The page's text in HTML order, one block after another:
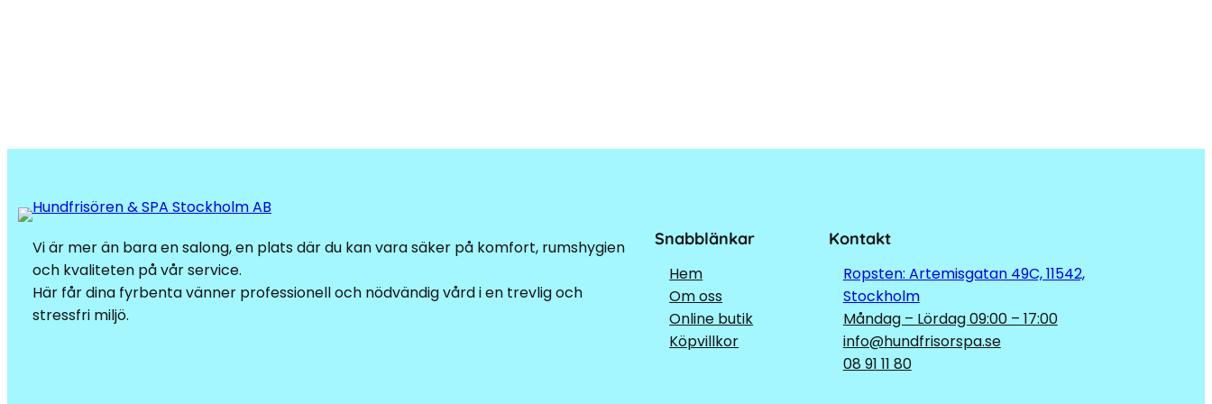
Vi är mer än bara en salong, en plats där du kan vara säker på komfort, rumshygien
och kvaliteten på vår service.
Här får dina fyrbenta vänner professionell och nödvändig vård i en trevlig och
stressfri miljö.
Snabblänkar
Hem
Om oss
Online butik
Köpvillkor
Kontakt
Ropsten: Artemisgatan 49C, 11542,
Stockholm
Måndag – Lördag 09:00 – 17:00
info@hundfrisorspa.se
08 91 11 80